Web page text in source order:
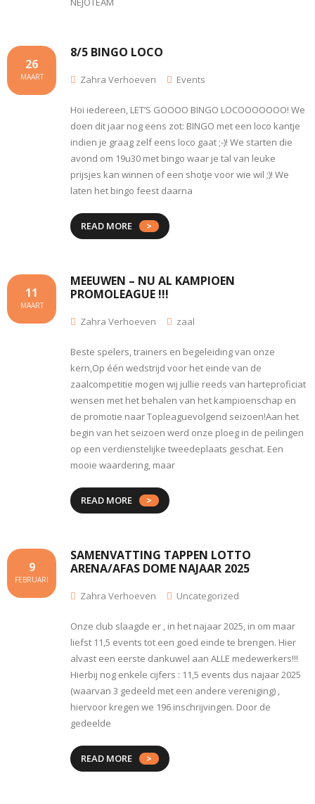
8/5 BINGO LOCO
26
MAART Zahra Verhoeven Events
Hoi iedereen, LET’S GOOOO BINGO LOCOOOOOOO! We
doen dit jaar nog eens zot: BINGO met een loco kantje
indien je graag zelf eens loco gaat ;-)! We starten die
avond om 19u30 met bingo waar je tal van leuke
prijsjes kan winnen of een shotje voor wie wil ;)! We
laten het bingo feest daarna
READ MORE
MEEUWEN – NU AL KAMPIOEN
PROMOLEAGUE !!!
11
MAART
Zahra Verhoeven zaal
Beste spelers, trainers en begeleiding van onze
kern,Op één wedstrijd voor het einde van de
zaalcompetitie mogen wij jullie reeds van harteproficiat
wensen met het behalen van het kampioenschap en
de promotie naar Topleaguevolgend seizoen!Aan het
begin van het seizoen werd onze ploeg in de peilingen
op een verdienstelijke tweedeplaats geschat. Een
mooie waardering, maar
READ MORE
SAMENVATTING TAPPEN LOTTO
ARENA/AFAS DOME NAJAAR 2025
9
FEBRUARI
Zahra Verhoeven Uncategorized
Onze club slaagde er , in het najaar 2025, in om maar
liefst 11,5 events tot een goed einde te brengen. Hier
alvast een eerste dankuwel aan ALLE medewerkers!!!
Hierbij nog enkele cijfers : 11,5 events dus najaar 2025
(waarvan 3 gedeeld met een andere vereniging) ,
hiervoor kregen we 196 inschrijvingen. Door de
gedeelde
READ MORE